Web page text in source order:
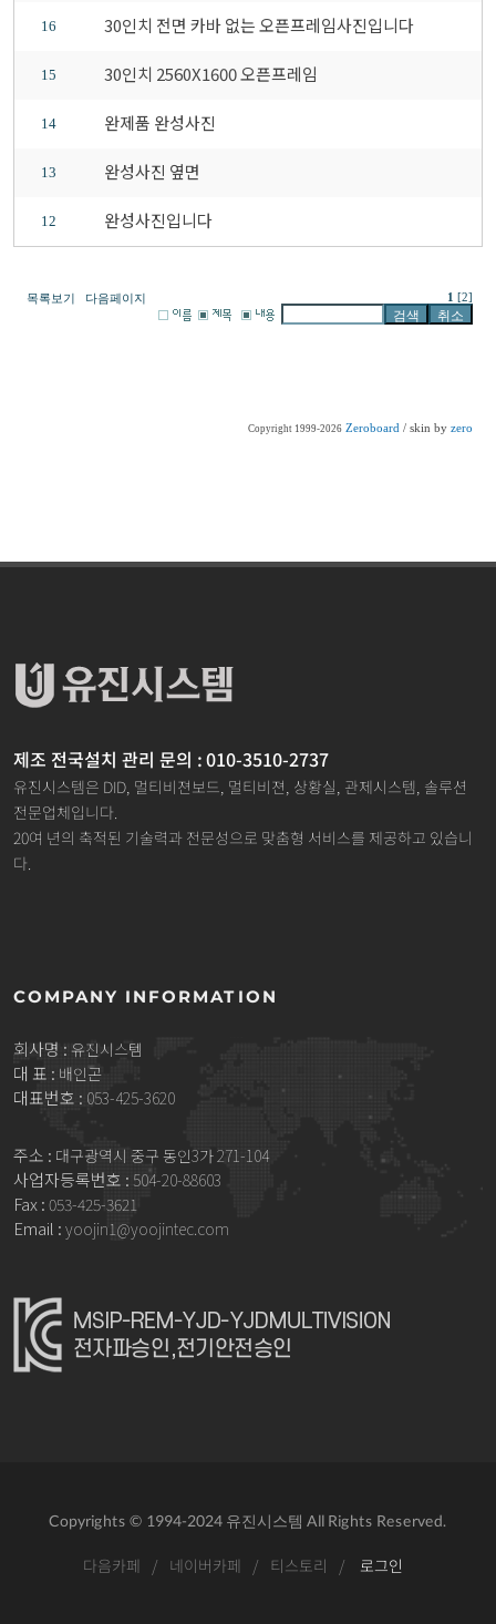
16 30인치 전면 카바 없는 오픈프레임사진입니다
15 30인치 2560X1600 오픈프레임
14 완제품 완성사진
13 완성사진 옆면
12 완성사진입니다
목록보기 다음페이지 1 [2]
Copyright 1999-2026 Zeroboard / skin by zero
제조 전국설치 관리 문의 : 010-3510-2737
유진시스템은 DID, 멀티비젼보드, 멀티비젼, 상황실, 관제시스템, 솔루션
전문업체입니다.
20여 년의 축적된 기술력과 전문성으로 맞춤형 서비스를 제공하고 있습니
다.
COMPANY INFORMATION
회사명 : 유진시스템
대 표 : 배인곤
대표번호 : 053-425-3620
주소 : 대구광역시 중구 동인3가 271-104
사업자등록번호 : 504-20-88603
Fax : 053-425-3621
Email : yoojin1@yoojintec.com
Copyrights © 1994-2024 유진시스템 All Rights Reserved.
다음카페 / 네이버카페 / 티스토리 / 로그인